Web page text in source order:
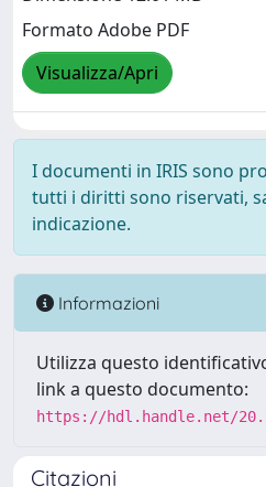
Formato Adobe PDF
Visualizza/Apri
I documenti in IRIS sono
tutti i diritti sono riservati,
indicazione.
Informazioni
Utilizza questo
link a questo documento:
https://hdl.handle.net/
Citazioni